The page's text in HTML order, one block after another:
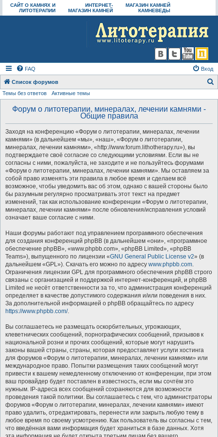
САЙТ О КАМНЯХ И
ЛИТОТЕРАПИИ
ИНТЕРНЕТ-
МАГАЗИН КАМНЕЙ
МАГАЗИН КАМНЕЙ
КАМНЕВЕДЫ
FAQ Вход
Список форумов
Темы без ответов Активные темы
Форум о литотерапии, минералах, лечении камнями -
Общие правила
Заходя на конференцию «Форум о литотерапии, минералах, лечении
камнями» (в дальнейшем «мы», «наш», «Форум о литотерапии,
минералах, лечении камнями», «http://www.forum.lithotherapy.ru»), вы
подтверждаете своё согласие со следующими условиями. Если вы не
согласны с ними, пожалуйста, не заходите и не пользуйтесь форумами
«Форум о литотерапии, минералах, лечении камнями». Мы оставляем за
собой право изменять эти правила в любое время и сделаем всё
возможное, чтобы уведомить вас об этом, однако с вашей стороны было
бы разумным регулярно просматривать этот текст на предмет
изменений, так как использование конференции «Форум о литотерапии,
минералах, лечении камнями» после обновления/исправления условий
означает ваше согласие с ними.
Наши форумы работают под управлением программного обеспечения
для создания конференций phpBB (в дальнейшем «они», «программное
обеспечение phpBB», «www.phpbb.com», «phpBB Limited», «phpBB
Teams»), выпущенного по лицензии «GNU General Public License v2» (в
дальнейшем «GPL»). Скачать его можно по адресу www.phpbb.com.
Ограничения лицензии GPL для программного обеспечения phpBB строго
связаны с организацией и поддержкой интернет-конференций, и phpBB
Limited не несёт ответственности за то, что администрация конференций
определяет в качестве допустимого содержания и/или поведения в них.
За дополнительной информацией о phpBB обращайтесь по адресу
https://www.phpbb.com/.
Вы соглашаетесь не размещать оскорбительных, угрожающих,
клеветнических сообщений, порнографических сообщений, призывов к
национальной розни и прочих сообщений, которые могут нарушить
законы вашей страны, страны, которая предоставляет услуги хостинга
для форумов «Форум о литотерапии, минералах, лечении камнями» или
международное право. Попытки размещения таких сообщений могут
привести к вашему немедленному отключению от конференции, при этом
ваш провайдер будет поставлен в известность, если мы сочтём это
нужным. IP-адреса всех сообщений сохраняются для возможности
проведения такой политики. Вы соглашаетесь с тем, что администраторы
форумов «Форум о литотерапии, минералах, лечении камнями» имеют
право удалить, отредактировать, перенести или закрыть любую тему в
любое время по своему усмотрению. Как пользователь вы согласны с тем,
что введённая вами информация будет храниться в базе данных. Хотя